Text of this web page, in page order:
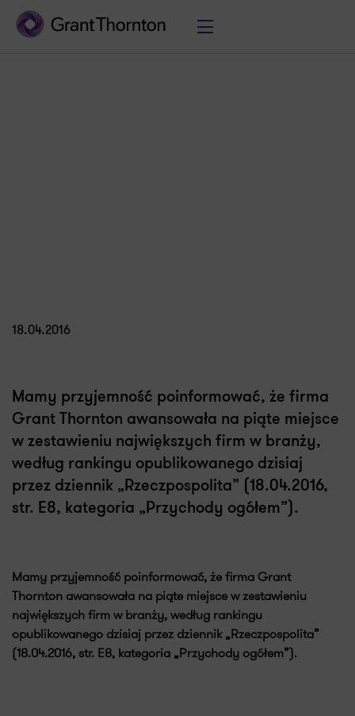
18.04.2016
Mamy przyjemność poinformować, że firma
Grant Thornton awansowała na piąte miejsce
w zestawieniu największych firm w branży,
według rankingu opublikowanego dzisiaj
przez dziennik „Rzeczpospolita” (18.04.2016,
str. E8, kategoria „Przychody ogółem”).
Mamy przyjemność poinformować, że firma Grant
Thornton awansowała na piąte miejsce w zestawieniu
największych firm w branży, według rankingu
opublikowanego dzisiaj przez dziennik „Rzeczpospolita”
(18.04.2016, str. E8, kategoria „Przychody ogółem”).